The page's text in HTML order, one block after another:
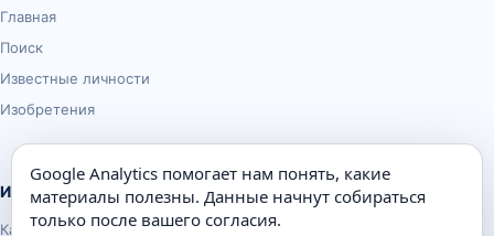
Главная
Поиск
Известные личности
Изобретения
Информация
Карта сайта
Google Analytics помогает нам понять, какие
материалы полезны. Данные начнут собираться
только после вашего согласия.